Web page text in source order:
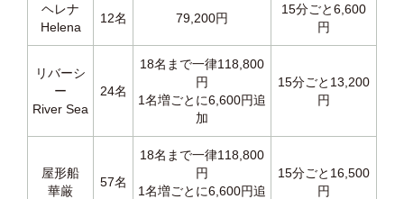
ヘレナ
Helena
12名 79,200円
15分ごと6,600
円
リバーシ
ー
River Sea
24名
18名まで一律118,800
円
1名増ごとに6,600円追
加
15分ごと13,200
円
屋形船
華厳
57名
18名まで一律118,800
円
1名増ごとに6,600円追
15分ごと16,500
円